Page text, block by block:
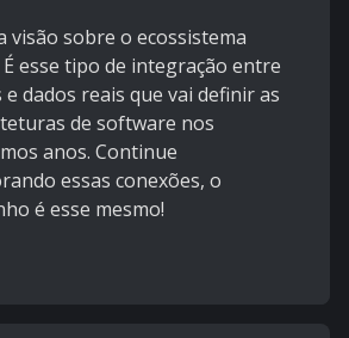
visão sobre o ecossistema
É esse tipo de integração entre
e dados reais que vai definir as
de software nos
anos. Continue
essas conexões, o
é esse mesmo!